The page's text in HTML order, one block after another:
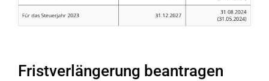
Fristverlängerung beantragen